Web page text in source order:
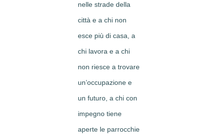
nelle strade della
città e a chi non
esce più di casa, a
chi lavora e a chi
non riesce a trovare
un’occupazione e
un futuro, a chi con
impegno tiene
aperte le parrocchie